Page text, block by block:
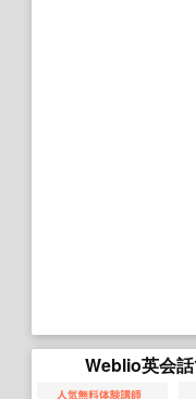
Weblio英会話